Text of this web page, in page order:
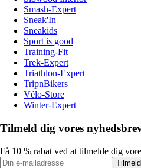
Smash-Expert
Sneak'In
Sneakids
Sport is good
Training-Fit
Trek-Expert
Triathlon-Expert
TripnBikers
Vélo-Store
Winter-Expert
Tilmeld dig vores
Få 10 % rabat ved at tilmelde dig